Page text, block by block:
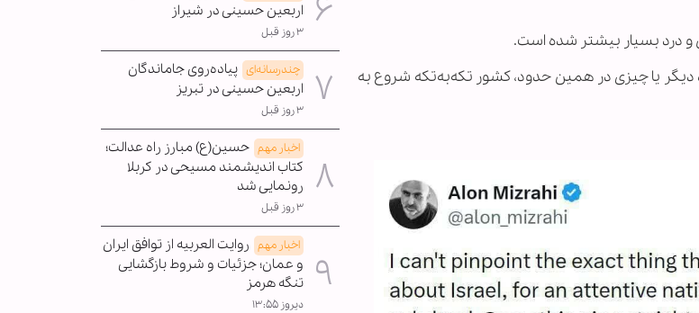
و درد بسیار بیشتر شده است.
دیگر یا چیزی در همین حدود، کشور تکه‌به‌تکه شروع به
اربعین حسینی در شیراز
۳ روز قبل
چندرسانه‌ای پیاده‌روی جاماندگان
اربعین حسینی در تبریز
۳ روز قبل
اخبار مهم حسین(ع) مبارز راه عدالت؛
کتاب اندیشمند مسیحی در کربلا
رونمایی شد
۳ روز قبل
اخبار مهم روایت العربیه از توافق ایران
و عمان؛ جزئیات و شروط بازگشایی
تنگه هرمز
دیروز ۱۳:۵۵